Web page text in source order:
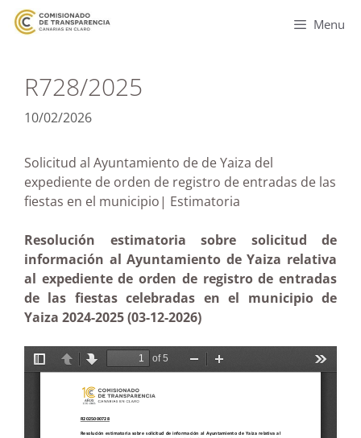
Menu
R728/2025
10/02/2026
Solicitud al Ayuntamiento de de Yaiza del
expediente de orden de registro de entradas de las
fiestas en el municipio| Estimatoria
Resolución estimatoria sobre solicitud de
información al Ayuntamiento de Yaiza relativa
al expediente de orden de registro de entradas
de las fiestas celebradas en el municipio de
Yaiza 2024-2025 (03-12-2026)